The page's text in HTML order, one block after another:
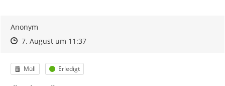
Anonym
Zeitpunkt des Erstellens
Zeitpunkt des Erstellens
7. August um 11:37Zur Äußerung
Kategorie
Müll Status
Erledigt